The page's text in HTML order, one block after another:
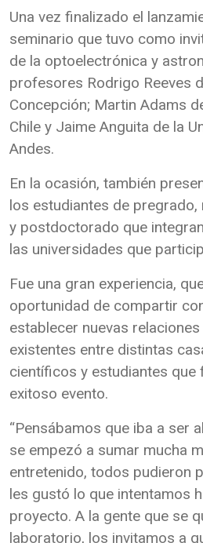
Una vez finalizado el
seminario que tuvo como
de la optoelectrónica y
profesores Rodrigo Reeves
Concepción; Martin Adams
Chile y Jaime Anguita de la
Andes.
En la ocasión, también
los estudiantes de
y postdoctorado que
las universidades que
Fue una gran experiencia,
oportunidad de compartir
establecer nuevas
existentes entre distintas
científicos y estudiantes que
exitoso evento.
“Pensábamos que iba a ser
se empezó a sumar mucha
entretenido, todos pudieron
les gustó lo que intentamos
proyecto. A la gente que se
laboratorio, los invitamos a